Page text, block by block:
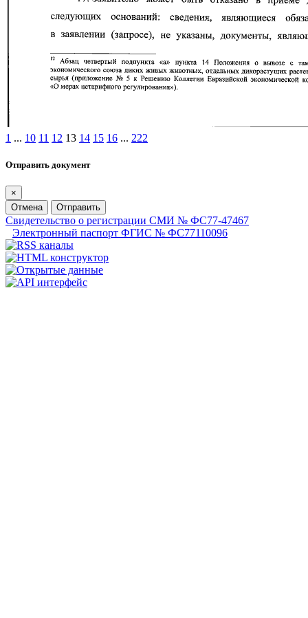
1 ... 10 11 12 13 14 15 16 ... 222
Отправить документ
×
Отмена
Отправить
Свидетельство о регистрации СМИ № ФС77-47467
Электронный паспорт ФГИС № ФС77110096